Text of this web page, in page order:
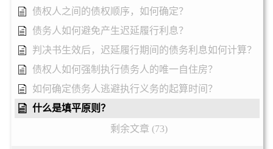
债权人之间的债权顺序，如何确定？
债务人如何避免产生迟延履行利息？
判决书生效后，迟延履行期间的债务利息如何计算？
债权人如何强制执行债务人的唯一自住房？
如何确定债务人逃避执行义务的起算时间？
什么是填平原则？
剩余文章 (73)